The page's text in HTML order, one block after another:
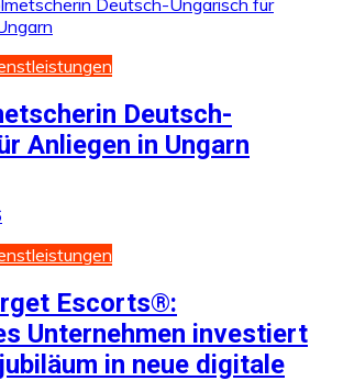
Deutsch-
Anliegen in Ungarn
Escorts®:
Unternehmen investiert
in neue digitale